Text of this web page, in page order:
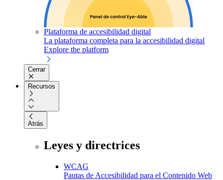
Plataforma de accesibilidad digital
La plataforma completa para la accesibilidad digital
Explore the platform
Cerrar
Recursos
Atrás
Leyes y directrices
WCAG
Pautas de Accesibilidad para el Contenido Web